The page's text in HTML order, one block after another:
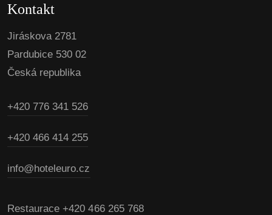
Kontakt
Jiráskova 2781
Pardubice 530 02
Česká republika
+420 776 341 526
+420 466 414 255
info@hoteleuro.cz
Restaurace +420 466 265 768